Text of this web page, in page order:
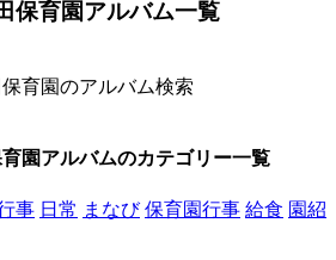
保育園アルバム一覧
育園のアルバム検索
園アルバムのカテゴリー一覧
事 日常 まなび 保育園行事 給食 園紹